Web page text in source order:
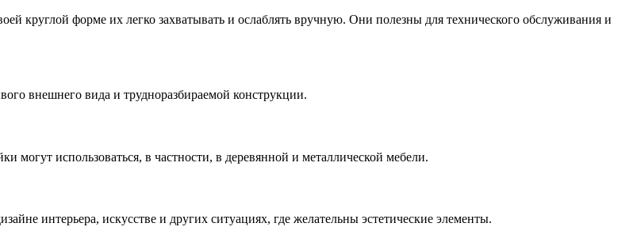
круглой форме их легко захватывать и ослаблять вручную. Они полезны для технического обслуживания и
внешнего вида и трудноразбираемой конструкции.
могут использоваться, в частности, в деревянной и металлической мебели.
интерьера, искусстве и других ситуациях, где желательны эстетические элементы.